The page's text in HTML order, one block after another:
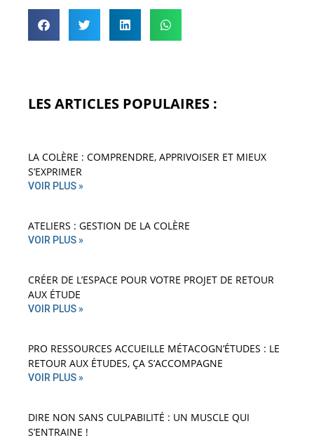
LES ARTICLES POPULAIRES :
LA COLÈRE : COMPRENDRE, APPRIVOISER ET MIEUX
S’EXPRIMER
VOIR PLUS »
ATELIERS : GESTION DE LA COLÈRE
VOIR PLUS »
CRÉER DE L’ESPACE POUR VOTRE PROJET DE RETOUR
AUX ÉTUDE
VOIR PLUS »
PRO RESSOURCES ACCUEILLE MÉTACOGN’ÉTUDES : LE
RETOUR AUX ÉTUDES, ÇA S’ACCOMPAGNE
VOIR PLUS »
DIRE NON SANS CULPABILITÉ : UN MUSCLE QUI
S’ENTRAINE !